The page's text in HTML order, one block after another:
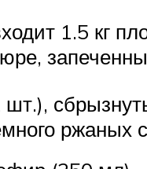
1.5 кг
шт.),
ржаных